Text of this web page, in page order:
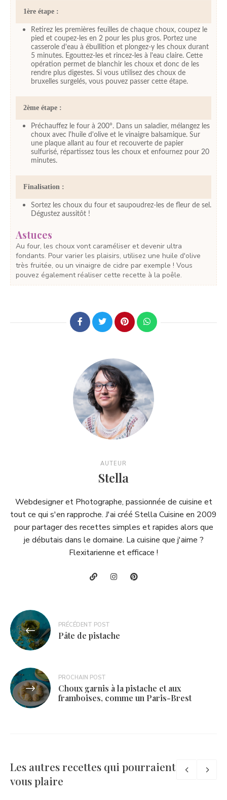
1ère étape :
Retirez les premières feuilles de chaque choux, coupez le
pied et coupez-les en 2 pour les plus gros. Portez une
casserole d'eau à ébullition et plongez-y les choux durant
5 minutes. Egouttez-les et rincez-les à l'eau claire. Cette
opération permet de blanchir les choux et donc de les
rendre plus digestes. Si vous utilisez des choux de
bruxelles surgelés, vous pouvez passer cette étape.
2ème étape :
Préchauffez le four à 200°. Dans un saladier, mélangez les
choux avec l'huile d'olive et le vinaigre balsamique. Sur
une plaque allant au four et recouverte de papier
sulfurisé, répartissez tous les choux et enfournez pour 20
minutes.
Finalisation :
Sortez les choux du four et saupoudrez-les de fleur de sel.
Dégustez aussitôt !
Astuces
Au four, les choux vont caraméliser et devenir ultra
fondants. Pour varier les plaisirs, utilisez une huile d'olive
très fruitée, ou un vinaigre de cidre par exemple ! Vous
pouvez également réaliser cette recette à la poêle.
AUTEUR
Stella
Webdesigner et Photographe, passionnée de cuisine et
tout ce qui s'en rapproche. J'ai créé Stella Cuisine en 2009
pour partager des recettes simples et rapides alors que
je débutais dans le domaine. La cuisine que j'aime ?
Flexitarienne et efficace !
Navigation
de
l’article
PRÉCÉDENT POST
Pâte de pistache
PROCHAIN POST
Choux garnis à la pistache et aux
framboises, comme un Paris-Brest
Les autres recettes qui pourraient
vous plaire